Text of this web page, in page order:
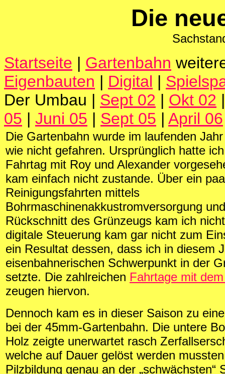
Die
Startseite | Gartenbahn
Eigenbauten | Digital |
Der Umbau | Sept 02 | Okt 02
05 | Juni 05 | Sept 05 | April 06
Die Gartenbahn wurde im laufenden
wie nicht gefahren. Ursprünglich hatte
Fahrtag mit Roy und Alexander
kam einfach nicht zustande. Über ein
Reinigungsfahrten mittels
Bohrmaschinenakkustromversorgung
Rückschnitt des Grünzeugs kam ich
digitale Steuerung kam gar nicht zum
ein Resultat dessen, dass ich in diesem
eisenbahnerischen Schwerpunkt in der
setzte. Die zahlreichen Fahrtage mit
zeugen hiervon.
Dennoch kam es in dieser Saison zu
bei der 45mm-Gartenbahn. Die untere
Holz zeigte unerwartet rasch
welche auf Dauer gelöst werden
Pilzbildung genau an der „schwächsten“